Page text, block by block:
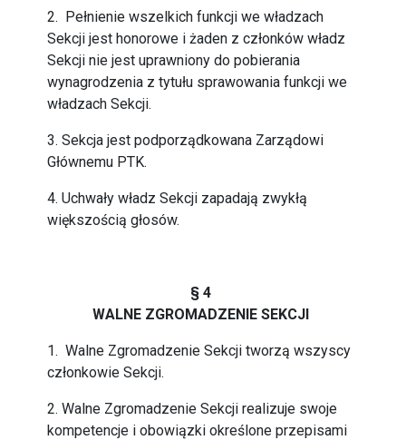
2. Pełnienie wszelkich funkcji we władzach
Sekcji jest honorowe i żaden z członków władz
Sekcji nie jest uprawniony do pobierania
wynagrodzenia z tytułu sprawowania funkcji we
władzach Sekcji.
3. Sekcja jest podporządkowana Zarządowi
Głównemu PTK.
4. Uchwały władz Sekcji zapadają zwykłą
większością głosów.
§ 4
WALNE ZGROMADZENIE SEKCJI
1. Walne Zgromadzenie Sekcji tworzą wszyscy
członkowie Sekcji.
2. Walne Zgromadzenie Sekcji realizuje swoje
kompetencje i obowiązki określone przepisami